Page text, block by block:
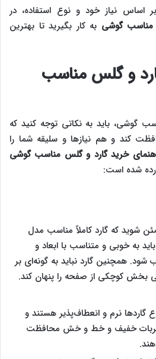
اساس نیاز خود و نوع استفاده، در
مناسب گوشی به کار بگیرید تا بهترین
و گلس مناسب
گوشی، باید به نکاتی توجه کنید که
کند و هم نیازها و سلیقه شما را
خرید گارد و گلس مناسب گوشی
شده است:
شوید که گارد کاملاً مناسب مدل
به خوبی و متناسب با ابعاد و
همچنین گارد نباید به گونه‌ای بر
بخش کوچکی از صفحه را پنهان کند.
گاردها نرم و انعطاف‌پذیر هستند و
ضربات خفیف و خط و خش محافظت